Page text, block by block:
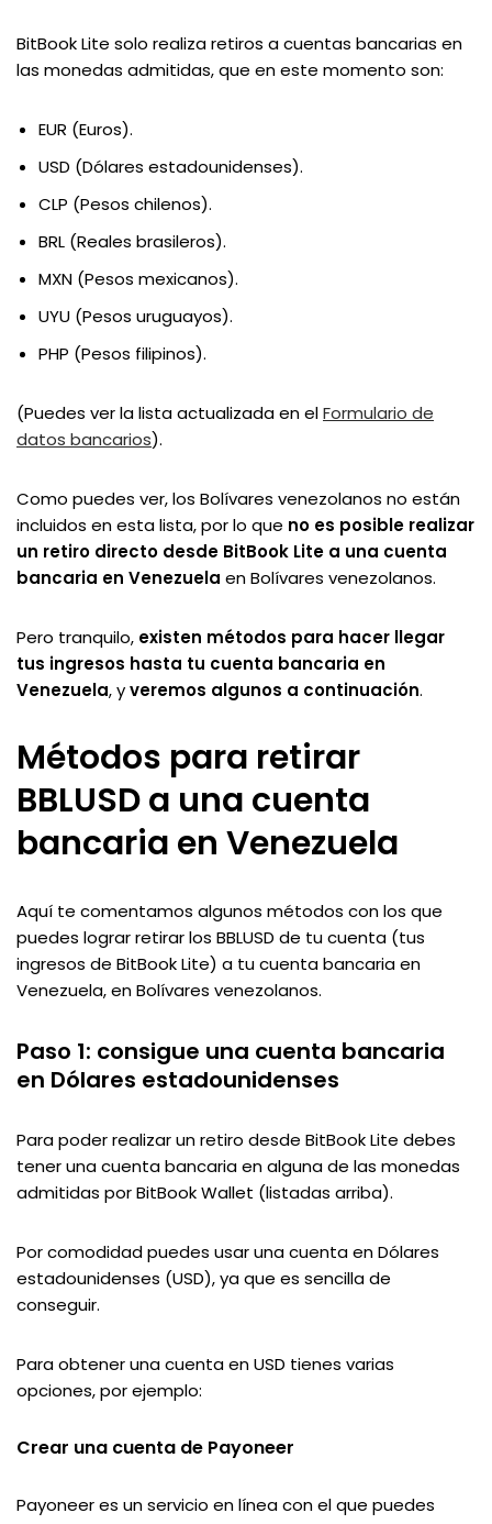
BitBook Lite solo realiza retiros a cuentas bancarias en
las monedas admitidas, que en este momento son:
EUR (Euros).
USD (Dólares estadounidenses).
CLP (Pesos chilenos).
BRL (Reales brasileros).
MXN (Pesos mexicanos).
UYU (Pesos uruguayos).
PHP (Pesos filipinos).
(Puedes ver la lista actualizada en elFormulario de
datos bancarios).
Como puedes ver, los Bolívares venezolanos no están
incluidos en esta lista, por lo que no es posible realizar
un retiro directo desde BitBook Lite a una cuenta
bancaria en Venezuela en Bolívares venezolanos.
Pero tranquilo, existen métodos para hacer llegar
tus ingresos hasta tu cuenta bancaria en
Venezuela, yveremos algunos a continuación.
Métodos para retirar
BBLUSD a una cuenta
bancaria en Venezuela
Aquí te comentamos algunos métodos con los que
puedes lograr retirar los BBLUSD de tu cuenta (tus
ingresos de BitBook Lite) a tu cuenta bancaria en
Venezuela, en Bolívares venezolanos.
Paso 1: consigue una cuenta bancaria
en Dólares estadounidenses
Para poder realizar un retiro desde BitBook Lite debes
tener una cuenta bancaria en alguna de las monedas
admitidas por BitBook Wallet (listadas arriba).
Por comodidad puedes usar una cuenta en Dólares
estadounidenses (USD), ya que es sencilla de
conseguir.
Para obtener una cuenta en USD tienes varias
opciones, por ejemplo:
Crear una cuenta de Payoneer
Payoneer es un servicio en línea con el que puedes